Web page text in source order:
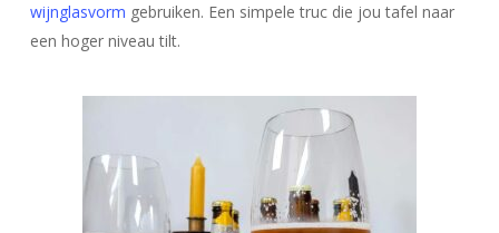
wijnglasvorm gebruiken. Een simpele truc die jou tafel naar
een hoger niveau tilt.